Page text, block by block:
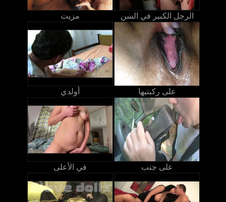
مزيت الرجل الكبير في السن
أولدي على ركبتيها
في الأعلى على جنب